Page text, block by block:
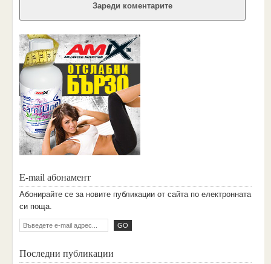
Зареди коментарите
E-mail абонамент
Aбoниpaйтe ce зa нoвитe пyбликaции oт caйтa пo eлeктpoннaтa
cи пoщa.
Последни публикации